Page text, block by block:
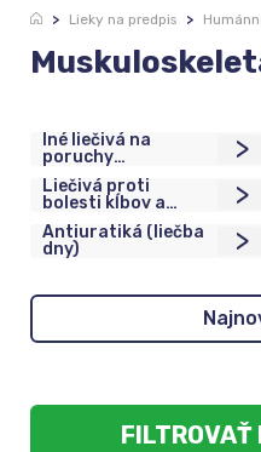
> Lieky na predpis >
Iné liečivá na
poruchy
muskuloskeletálnej
sústavy
>
Liečivá proti
bolesti kĺbov a
svalov na lokálne
použitie
>
Antiuratiká (liečba
dny)
>
Zoradenie